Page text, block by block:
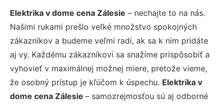
Elektrika v dome cena Zálesie – nechajte to na nás.
Našimi rukami prešlo veľké množstvo spokojných
zákazníkov a budeme veľmi radi, ak sa k nim pridáte
aj vy. Každému zákazníkovi sa snažíme prispôsobiť a
vyhovieť v maximálnej možnej miere, pretože vieme,
že osobný prístup je kľúčom k úspechu. Elektrika v
dome cena Zálesie – samozrejmosťou sú aj odborné